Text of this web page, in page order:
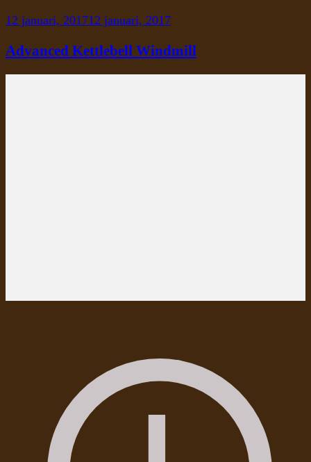
12 januari, 201712 januari, 2017
Advanced Kettlebell Windmill